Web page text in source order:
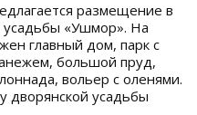
размещение в
усадьбы «Ушмор». На
главный дом, парк с
большой пруд,
вольер с оленями.
дворянской усадьбы